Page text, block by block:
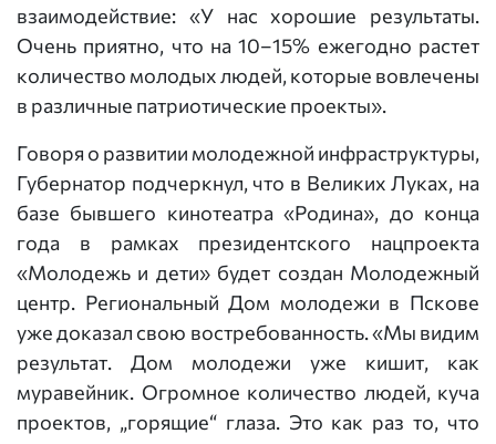
взаимодействие: «У нас хорошие результаты.
Очень приятно, что на 10–15% ежегодно растет
количество молодых людей, которые вовлечены
в различные патриотические проекты».
Говоря о развитии молодежной инфраструктуры,
Губернатор подчеркнул, что в Великих Луках, на
базе бывшего кинотеатра «Родина», до конца
года в рамках президентского нацпроекта
«Молодежь и дети» будет создан Молодежный
центр. Региональный Дом молодежи в Пскове
уже доказал свою востребованность. «Мы видим
результат. Дом молодежи уже кишит, как
муравейник. Огромное количество людей, куча
проектов, „горящие“ глаза. Это как раз то, что